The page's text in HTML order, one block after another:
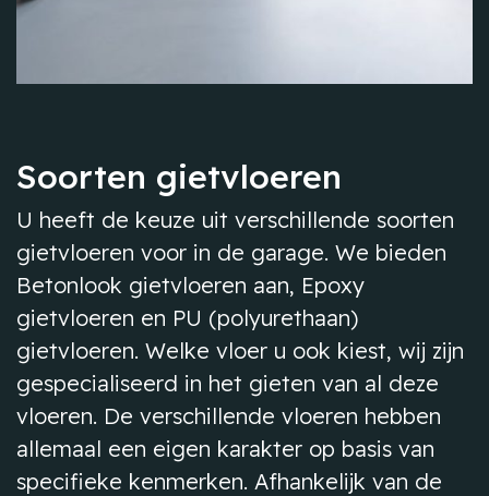
Soorten gietvloeren
U heeft de keuze uit verschillende soorten
gietvloeren voor in de garage. We bieden
Betonlook gietvloeren aan, Epoxy
gietvloeren en PU (polyurethaan)
gietvloeren. Welke vloer u ook kiest, wij zijn
gespecialiseerd in het gieten van al deze
vloeren. De verschillende vloeren hebben
allemaal een eigen karakter op basis van
specifieke kenmerken. Afhankelijk van de